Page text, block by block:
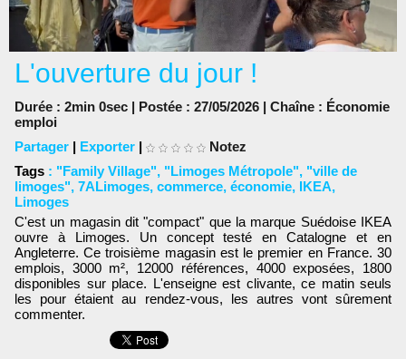
L'ouverture du jour !
Durée : 2min 0sec | Postée : 27/05/2026 | Chaîne : Économie
emploi
Partager | Exporter |
Notez
Tags : "Family Village", "Limoges Métropole", "ville de
limoges", 7ALimoges, commerce, économie, IKEA,
Limoges
C'est un magasin dit "compact" que la marque Suédoise IKEA
ouvre à Limoges. Un concept testé en Catalogne et en
Angleterre. Ce troisième magasin est le premier en France. 30
emplois, 3000 m², 12000 références, 4000 exposées, 1800
disponibles sur place. L'enseigne est clivante, ce matin seuls
les pour étaient au rendez-vous, les autres vont sûrement
commenter.